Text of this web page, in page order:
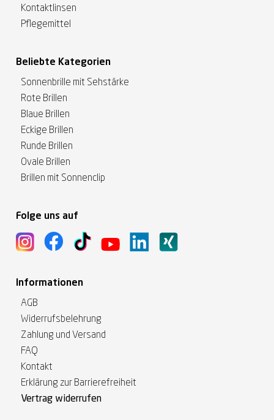
Kontaktlinsen
Pflegemittel
Beliebte Kategorien
Sonnenbrille mit Sehstärke
Rote Brillen
Blaue Brillen
Eckige Brillen
Runde Brillen
Ovale Brillen
Brillen mit Sonnenclip
Folge uns auf
Informationen
AGB
Widerrufsbelehrung
Zahlung und Versand
FAQ
Kontakt
Erklärung zur Barrierefreiheit
Vertrag widerrufen